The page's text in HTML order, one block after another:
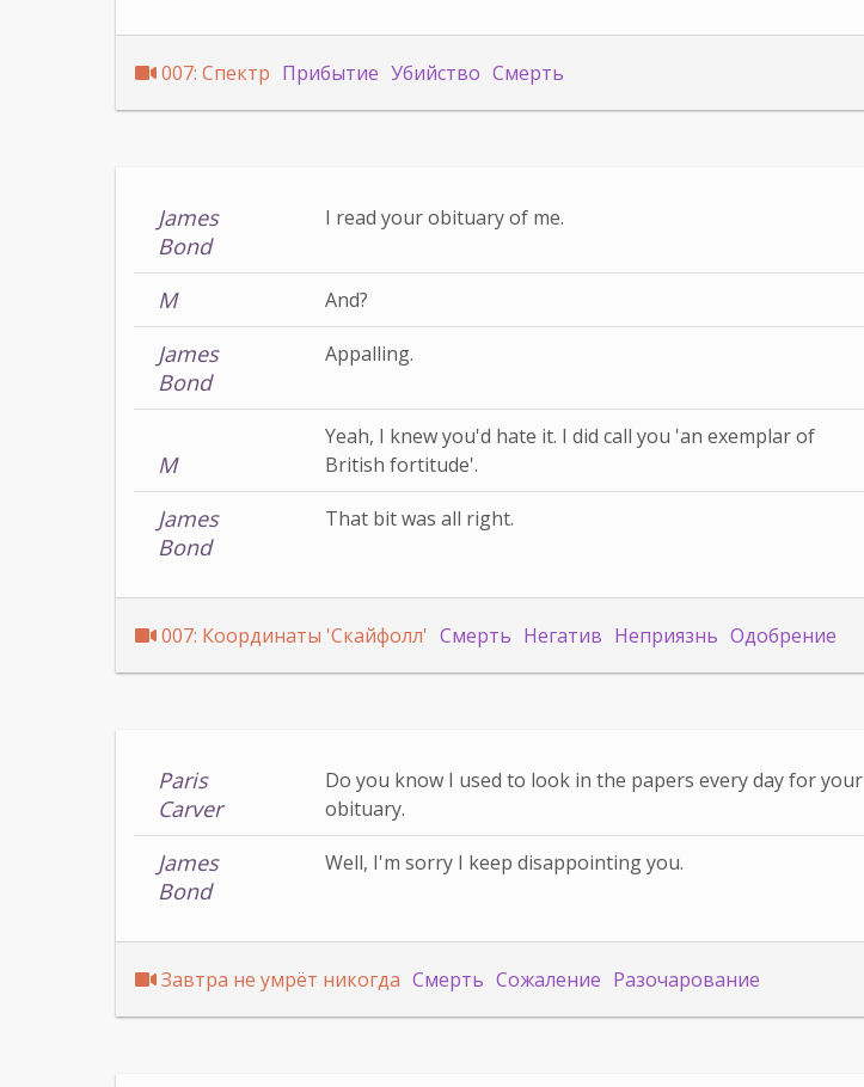
007: Спектр Прибытие Убийство Смерть
James
Bond
I read your obituary of me.
M And?
James
Bond
Appalling.
M
Yeah, I knew you'd hate it. I did call you 'an exemplar of
British fortitude'.
James
Bond
That bit was all right.
007: Координаты 'Скайфолл' Смерть Негатив Неприязнь Одобрение
Paris
Carver
Do you know I used to look in the papers every day for your
obituary.
James
Bond
Well, I'm sorry I keep disappointing you.
Завтра не умрёт никогда Смерть Сожаление Разочарование